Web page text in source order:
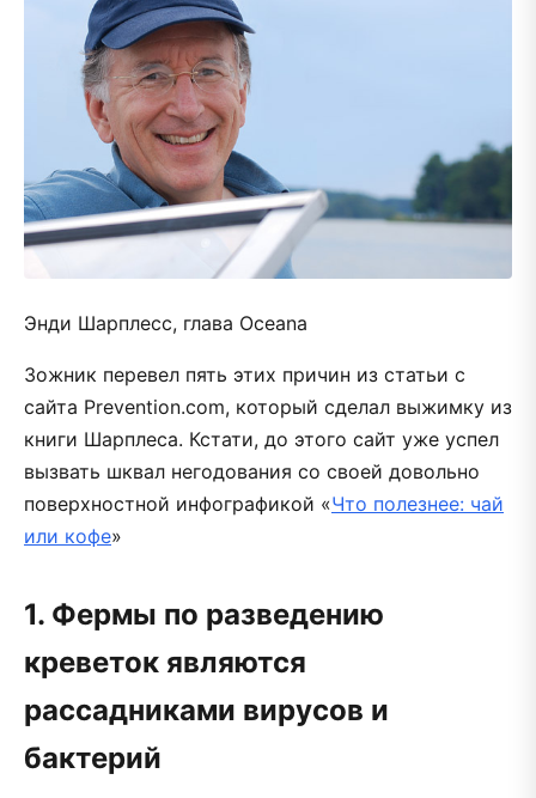
Энди Шарплесс, глава Oceana
Зожник перевел пять этих причин из статьи с
сайта Prevention.com, который сделал выжимку из
книги Шарплеса. Кстати, до этого сайт уже успел
вызвать шквал негодования со своей довольно
поверхностной инфографикой «Что полезнее: чай
или кофе»
1. Фермы по разведению
креветок являются
рассадниками вирусов и
бактерий